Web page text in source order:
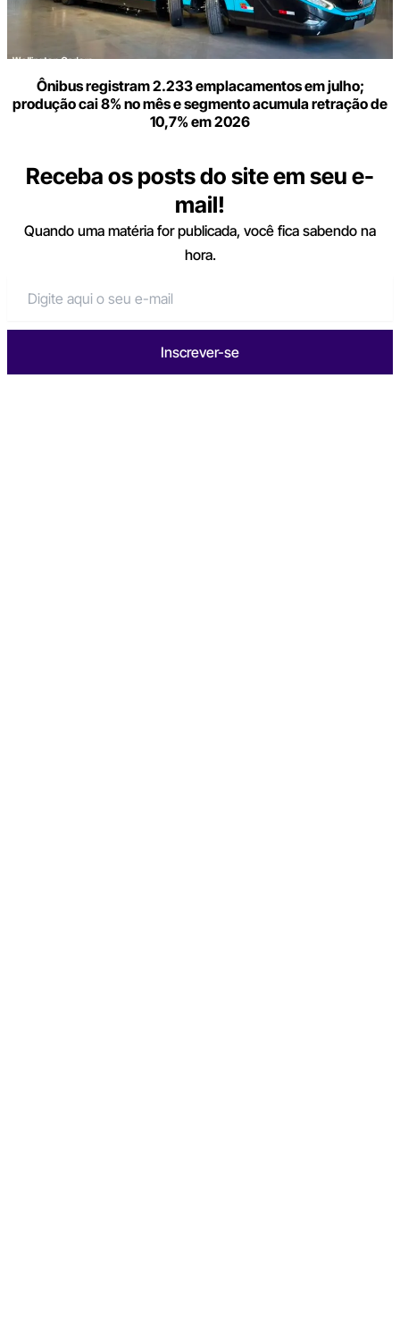
Ônibus registram 2.233 emplacamentos em julho;
produção cai 8% no mês e segmento acumula retração de
10,7% em 2026
Receba os posts do site em seu e-
mail!
Quando uma matéria for publicada, você fica sabendo na
hora.
Inscrever-se